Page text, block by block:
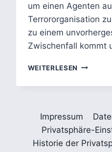
um einen Agenten
Terrororganisation
zu einem
Zwischenfall kommt
WEITERLESEN LAND
BAD:
ZEITEN
Impressum
Privatsphäre-
Historie der